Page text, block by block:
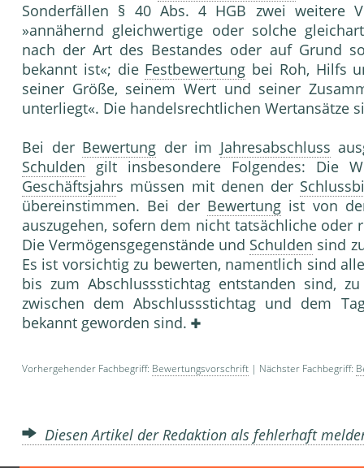
Sonderfällen § 40 Abs. 4 HGB zwei weitere
»annähernd gleichwertige oder solche
nach der Art des Bestandes oder auf Grund
bekannt ist«; die Festbewertung bei Roh, Hilfs
seiner Größe, seinem Wert und seiner
unterliegt«. Die handelsrechtlichen Wertansätze
Bei der Bewertung der im Jahresabschluss
Schulden gilt insbesondere Folgendes: Die
Geschäftsjahrs müssen mit denen der
übereinstimmen. Bei der Bewertung ist von
auszugehen, sofern dem nicht tatsächliche oder
Die Vermögensgegenstände und Schulden sind
Es ist vorsichtig zu bewerten, namentlich sind
bis zum Abschlussstichtag entstanden sind,
zwischen dem Abschlussstichtag und dem
bekannt geworden sind.
Vorhergehender Fachbegriff: Bewertungsvorschrift | Nächster Fachbegriff:
Diesen Artikel der Redaktion als fehlerhaft